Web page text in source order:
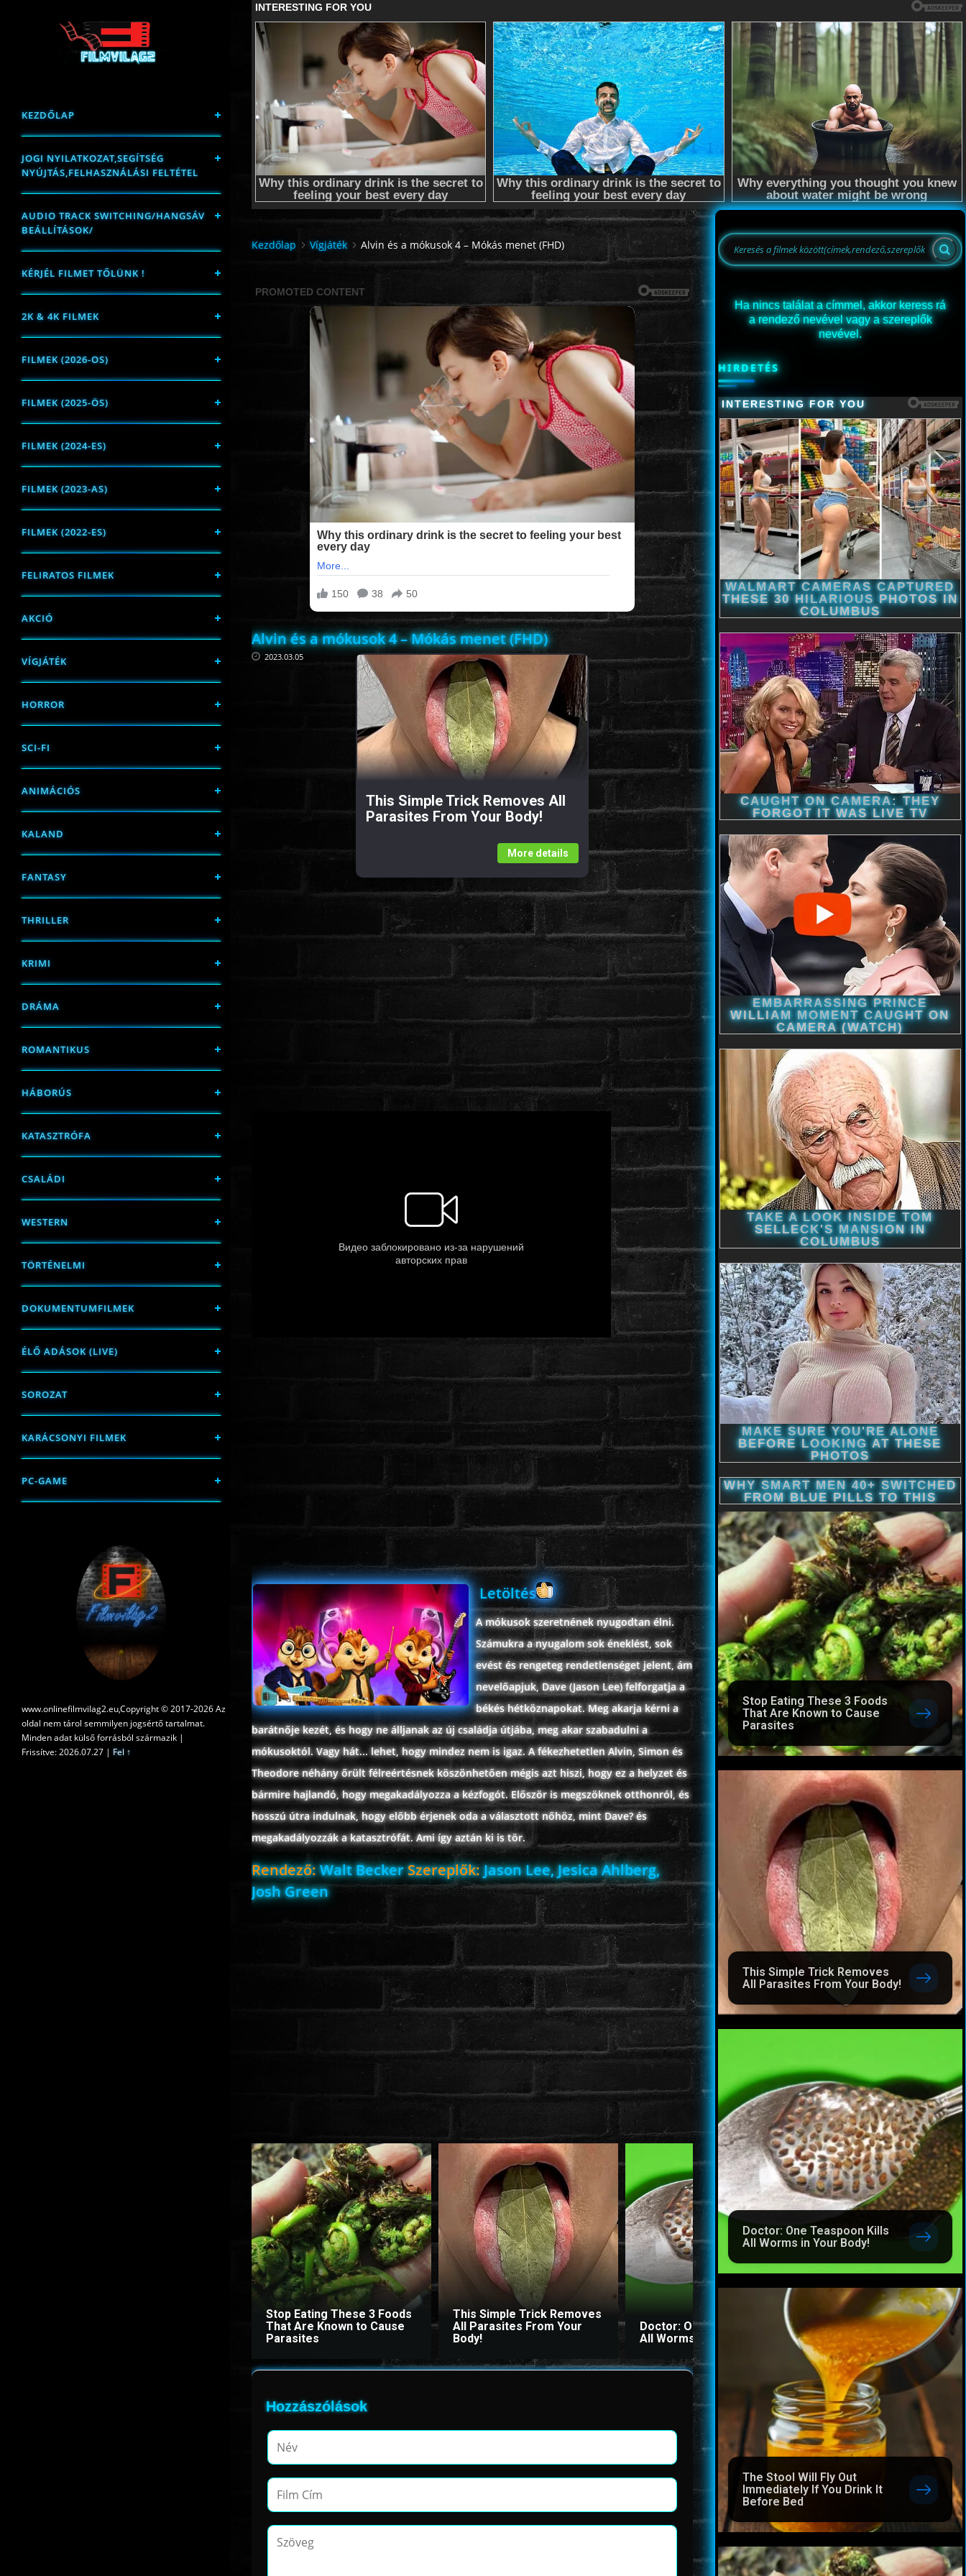
KEZDŐLAP
JOGI NYILATKOZAT,SEGÍTSÉG
NYÚJTÁS,FELHASZNÁLÁSI FELTÉTEL
AUDIO TRACK SWITCHING/HANGSÁV
BEÁLLÍTÁSOK/
KÉRJÉL FILMET TŐLÜNK !
2K & 4K FILMEK
FILMEK (2026-OS)
FILMEK (2025-ÖS)
FILMEK (2024-ES)
FILMEK (2023-AS)
FILMEK (2022-ES)
FELIRATOS FILMEK
AKCIÓ
VÍGJÁTÉK
HORROR
SCI-FI
ANIMÁCIÓS
KALAND
FANTASY
THRILLER
KRIMI
DRÁMA
ROMANTIKUS
HÁBORÚS
KATASZTRÓFA
CSALÁDI
WESTERN
TÖRTÉNELMI
DOKUMENTUMFILMEK
ÉLŐ ADÁSOK (LIVE)
SOROZAT
KARÁCSONYI FILMEK
PC-GAME
www.onlinefilmvilag2.eu,Copyright © 2017-2026 Az
oldal nem tárol semmilyen jogsértő tartalmat.
Minden adat külső forrásból származik |
Frissítve: 2026.07.27 | Fel ↑
Kezdőlap Vígjáték Alvin és a mókusok 4 – Mókás menet (FHD)
Alvin és a mókusok 4 – Mókás menet (FHD)
2023.03.05
This Simple Trick Removes All
Parasites From Your Body!
More details
Letöltés
A mókusok szeretnének nyugodtan élni.
Számukra a nyugalom sok éneklést, sok
evést és rengeteg rendetlenséget jelent, ám
nevelőapjuk, Dave (Jason Lee) felforgatja a
békés hétköznapokat. Meg akarja kérni a
barátnője kezét, és hogy ne álljanak az új családja útjába, meg akar szabadulni a
mókusoktól. Vagy hát... lehet, hogy mindez nem is igaz. A fékezhetetlen Alvin, Simon és
Theodore néhány őrült félreértésnek köszönhetően mégis azt hiszi, hogy ez a helyzet és
bármire hajlandó, hogy megakadályozza a kézfogót. Először is megszöknek otthonról, és
hosszú útra indulnak, hogy előbb érjenek oda a választott nőhöz, mint Dave? és
megakadályozzák a katasztrófát. Ami így aztán ki is tör.
Rendező:Walt BeckerSzereplők:Jason Lee, Jesica Ahlberg,
Josh Green
Stop Eating These 3 Foods
That Are Known to Cause
Parasites
This Simple Trick Removes
All Parasites From Your
Body!
Doctor: One Teaspoon Kills
All Worms in Your Body!
The Stool Will Fly Out
Immediately If You Drink
Before Bed
Hozzászólások
Ha nincs találat a címmel, akkor keress rá
a rendező nevével vagy a szereplők
nevével.
HIRDETÉS
Stop Eating These 3 Foods
That Are Known to Cause
Parasites
This Simple Trick Removes
All Parasites From Your Body!
Doctor: One Teaspoon Kills
All Worms in Your Body!
The Stool Will Fly Out
Immediately If You Drink It
Before Bed